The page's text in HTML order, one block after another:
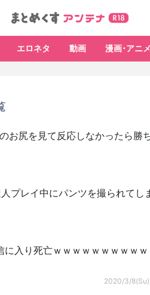
エロネタ 動画 漫画･アニメ
お尻を見て反応しなかったら勝
プレイ中にパンツを撮られてし
入り死亡ｗｗｗｗｗｗｗｗｗｗ
2020/3/8(Su)